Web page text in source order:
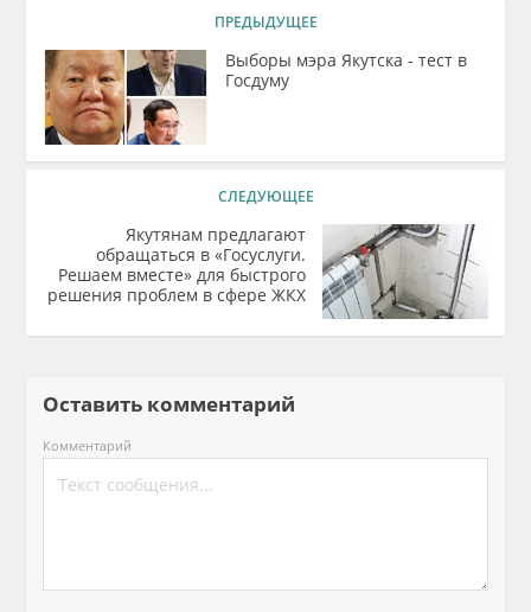
ПРЕДЫДУЩЕЕ
Выборы мэра Якутска - тест в
Госдуму
СЛЕДУЮЩЕЕ
Якутянам предлагают
обращаться в «Госуслуги.
Решаем вместе» для быстрого
решения проблем в сфере ЖКХ
Оставить комментарий
Комментарий